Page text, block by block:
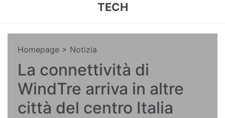
TECH
Homepage > Notizia
La connettività di
WindTre arriva in altre
città del centro Italia